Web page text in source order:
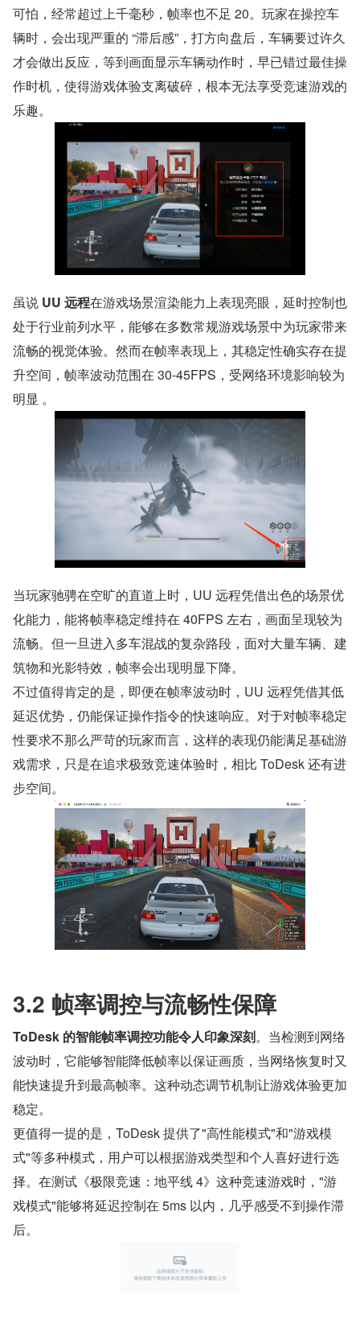
可怕，经常超过上千毫秒，帧率也不足 20。玩家在操控车
辆时，会出现严重的 “滞后感”，打方向盘后，车辆要过许久
才会做出反应，等到画面显示车辆动作时，早已错过最佳操
作时机，使得游戏体验支离破碎，根本无法享受竞速游戏的
乐趣。
虽说 UU 远程在游戏场景渲染能力上表现亮眼，延时控制也
处于行业前列水平，能够在多数常规游戏场景中为玩家带来
流畅的视觉体验。然而在帧率表现上，其稳定性确实存在提
升空间，帧率波动范围在 30-45FPS，受网络环境影响较为
明显 。
当玩家驰骋在空旷的直道上时，UU 远程凭借出色的场景优
化能力，能将帧率稳定维持在 40FPS 左右，画面呈现较为
流畅。但一旦进入多车混战的复杂路段，面对大量车辆、建
筑物和光影特效，帧率会出现明显下降。
不过值得肯定的是，即便在帧率波动时，UU 远程凭借其低
延迟优势，仍能保证操作指令的快速响应。对于对帧率稳定
性要求不那么严苛的玩家而言，这样的表现仍能满足基础游
戏需求，只是在追求极致竞速体验时，相比 ToDesk 还有进
步空间。
3.2 帧率调控与流畅性保障
ToDesk 的智能帧率调控功能令人印象深刻。当检测到网络
波动时，它能够智能降低帧率以保证画质，当网络恢复时又
能快速提升到最高帧率。这种动态调节机制让游戏体验更加
稳定。
更值得一提的是，ToDesk 提供了"高性能模式"和"游戏模
式"等多种模式，用户可以根据游戏类型和个人喜好进行选
择。在测试《极限竞速：地平线 4》这种竞速游戏时，"游
戏模式"能够将延迟控制在 5ms 以内，几乎感受不到操作滞
后。